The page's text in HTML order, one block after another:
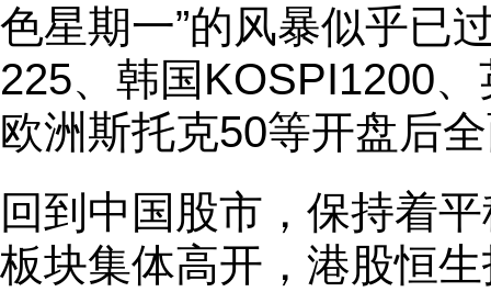
色星期一”的风暴似乎已
225、韩国KOSPI1200
欧洲斯托克50等开盘后
回到中国股市，保持着
板块集体高开，港股恒